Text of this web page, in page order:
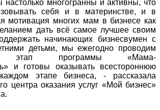
многогранны и активны, что
себя и в материнстве, и в
мотивация многих мам в бизнесе как
дать всё самое лучшее своим
начинающих бизнесвумен с
детьми, мы ежегодно проводим
этап программы «Мама-
и готовы оказывать всестороннюю
этапе бизнеса, - рассказала
центра оказания услуг «Мой бизнес»